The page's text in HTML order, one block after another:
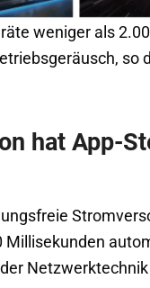
weniger als
hat App-